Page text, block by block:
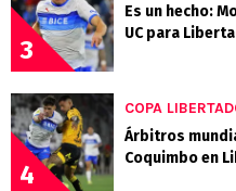
3
Es un hecho:
UC para
4
COPA
Árbitros
Coquimbo en